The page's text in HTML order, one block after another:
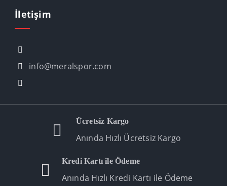
İletişim
info@meralspor.com
Ücretsiz Kargo
Anında Hızlı Ücretsiz Kargo
Kredi Kartı ile Ödeme
Anında Hızlı Kredi Kartı ile Ödeme